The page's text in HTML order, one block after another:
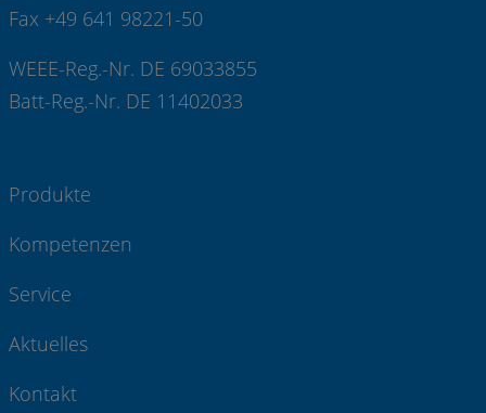
Fax +49 641 98221-50
WEEE-Reg.-Nr. DE 69033855
Batt-Reg.-Nr. DE 11402033
Produkte
Kompetenzen
Service
Aktuelles
Kontakt